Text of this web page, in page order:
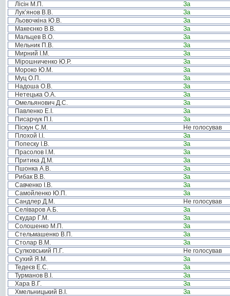
Лісін М.П.
За
Лук’янов В.В.
За
Льовочкіна Ю.В.
За
Макеєнко В.В.
За
Мальцев В.О.
За
Мельник П.В.
За
Мирний І.М.
За
Мірошниченко Ю.Р.
За
Мороко Ю.М.
За
Муц О.П.
За
Надоша О.В.
За
Нетецька О.А.
За
Омельянович Д.С.
За
Павленко Е.І.
За
Писарчук П.І.
За
Піскун С.М.
Не голосував
Плохой І.І.
За
Попеску І.В.
За
Прасолов І.М.
За
Притика Д.М.
За
Пшонка А.В.
За
Рибак В.В.
За
Савченко І.В.
За
Самойленко Ю.П.
За
Сандлер Д.М.
Не голосував
Селіваров А.Б.
За
Скудар Г.М.
За
Солошенко М.П.
За
Стельмашенко В.П.
За
Столар В.М.
За
Сулковський П.Г.
Не голосував
Сухий Я.М.
За
Тедеєв Е.С.
За
Турманов В.І.
За
Хара В.Г.
За
Хмельницький В.І.
За